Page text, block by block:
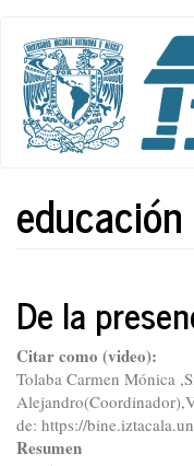
contenido
principal
Main
navigation
User
account
menu
De la
Citar como (video):
Tolaba Carmen Mónica
de: https://
Resumen